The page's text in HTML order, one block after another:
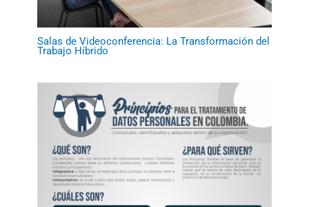
Salas de Videoconferencia: La Transformación del
Trabajo Híbrido